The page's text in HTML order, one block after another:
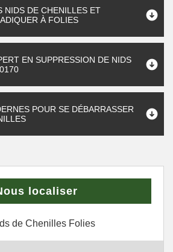
NIDS DE CHENILLES ET
À FOLIES
EN SUPPRESSION DE NIDS
POUR SE DÉBARRASSER
localiser
de Chenilles Folies